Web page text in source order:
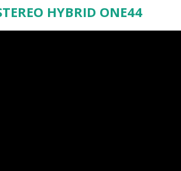
HYBRID ONE44